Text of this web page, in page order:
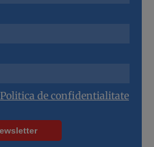
Politica de confidentialitate